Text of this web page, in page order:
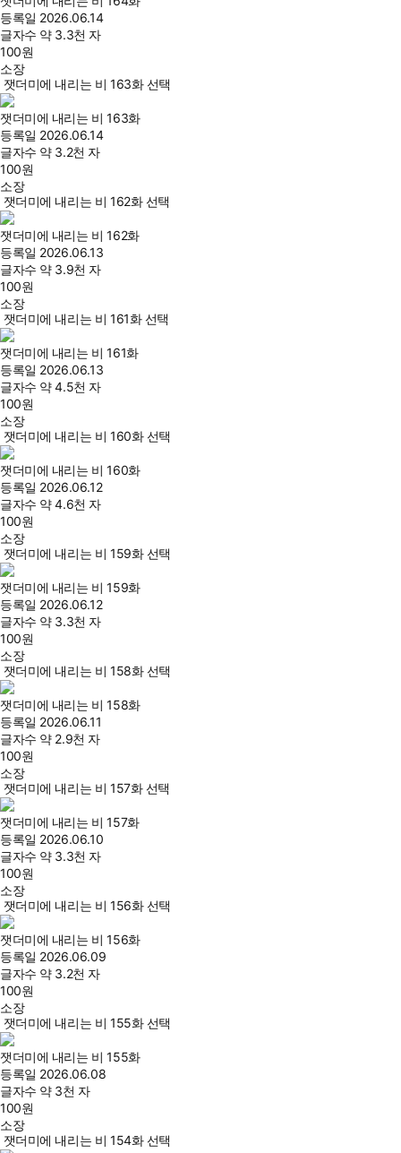
등록일 2026.06.14
글자수 약 3.3천 자
100원
소장
잿더미에 내리는 비 163화 선택
잿더미에 내리는 비 163화
등록일 2026.06.14
글자수 약 3.2천 자
100원
소장
잿더미에 내리는 비 162화 선택
잿더미에 내리는 비 162화
등록일 2026.06.13
글자수 약 3.9천 자
100원
소장
잿더미에 내리는 비 161화 선택
잿더미에 내리는 비 161화
등록일 2026.06.13
글자수 약 4.5천 자
100원
소장
잿더미에 내리는 비 160화 선택
잿더미에 내리는 비 160화
등록일 2026.06.12
글자수 약 4.6천 자
100원
소장
잿더미에 내리는 비 159화 선택
잿더미에 내리는 비 159화
등록일 2026.06.12
글자수 약 3.3천 자
100원
소장
잿더미에 내리는 비 158화 선택
잿더미에 내리는 비 158화
등록일 2026.06.11
글자수 약 2.9천 자
100원
소장
잿더미에 내리는 비 157화 선택
잿더미에 내리는 비 157화
등록일 2026.06.10
글자수 약 3.3천 자
100원
소장
잿더미에 내리는 비 156화 선택
잿더미에 내리는 비 156화
등록일 2026.06.09
글자수 약 3.2천 자
100원
소장
잿더미에 내리는 비 155화 선택
잿더미에 내리는 비 155화
등록일 2026.06.08
글자수 약 3천 자
100원
소장
잿더미에 내리는 비 154화 선택